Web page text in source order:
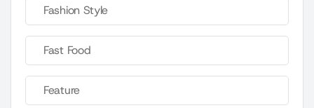
Fashion Style
Fast Food
Feature